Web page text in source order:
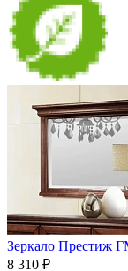
Зеркало Престиж
8 310 ₽